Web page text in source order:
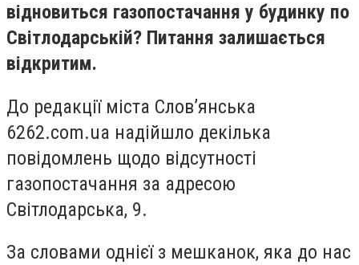
відновиться газопостачання у будинку по
Світлодарській? Питання залишається
відкритим.
До редакції міста Слов’янська
6262.com.ua надійшло декілька
повідомлень щодо відсутності
газопостачання за адресою
Світлодарська, 9.
За словами однієї з мешканок, яка до нас